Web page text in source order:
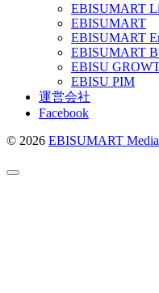
EBISUMART
EBISUMART
EBISUMART
EBISUMART
EBISU
EBISU PIM
運営会社
Facebook
© 2026 EBISUMART Media